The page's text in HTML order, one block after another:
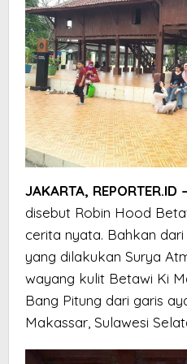
JAKARTA, REPORTER.ID
disebut Robin Hood
cerita nyata. Bahkan dari
yang dilakukan Surya
wayang kulit Betawi Ki
Bang Pitung dari garis
Makassar, Sulawesi